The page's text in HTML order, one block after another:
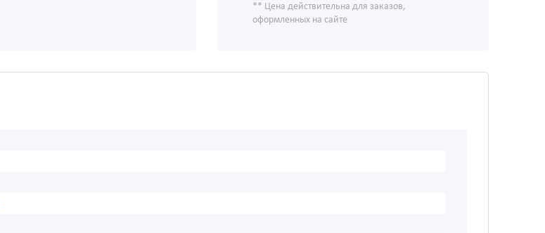
** Цена действительна для заказов,
оформленных на сайте